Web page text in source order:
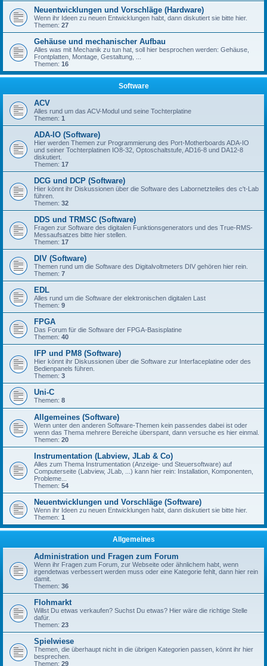
Neuentwicklungen und Vorschläge (Hardware)
Wenn ihr Ideen zu neuen Entwicklungen habt, dann diskutiert sie bitte hier.
Themen: 27
Gehäuse und mechanischer Aufbau
Alles was mit Mechanik zu tun hat, soll hier besprochen werden: Gehäuse,
Frontplatten, Montage, Gestaltung, ...
Themen: 16
Software
ACV
Alles rund um das ACV-Modul und seine Tochterplatine
Themen: 1
ADA-IO (Software)
Hier werden Themen zur Programmierung des Port-Motherboards ADA-IO
und seiner Tochterplatinen IO8-32, Optoschaltstufe, AD16-8 und DA12-8
diskutiert.
Themen: 17
DCG und DCP (Software)
Hier könnt ihr Diskussionen über die Software des Labornetzteiles des c't-Lab
führen.
Themen: 32
DDS und TRMSC (Software)
Fragen zur Software des digitalen Funktionsgenerators und des True-RMS-
Messaufsatzes bitte hier stellen.
Themen: 17
DIV (Software)
Themen rund um die Software des Digitalvoltmeters DIV gehören hier rein.
Themen: 7
EDL
Alles rund um die Software der elektronischen digitalen Last
Themen: 9
FPGA
Das Forum für die Software der FPGA-Basisplatine
Themen: 40
IFP und PM8 (Software)
Hier könnt ihr Diskussionen über die Software zur Interfaceplatine oder des
Bedienpanels führen.
Themen: 3
Uni-C
Themen: 8
Allgemeines (Software)
Wenn unter den anderen Software-Themen kein passendes dabei ist oder
wenn das Thema mehrere Bereiche überspant, dann versuche es hier einmal.
Themen: 20
Instrumentation (Labview, JLab & Co)
Alles zum Thema Instrumentation (Anzeige- und Steuersoftware) auf
Computerseite (Labview, JLab, ...) kann hier rein: Installation, Komponenten,
Probleme...
Themen: 54
Neuentwicklungen und Vorschläge (Software)
Wenn ihr Ideen zu neuen Entwicklungen habt, dann diskutiert sie bitte hier.
Themen: 1
Allgemeines
Administration und Fragen zum Forum
Wenn ihr Fragen zum Forum, zur Webseite oder ähnlichem habt, wenn
irgendetwas verbessert werden muss oder eine Kategorie fehlt, dann hier rein
damit.
Themen: 36
Flohmarkt
Willst Du etwas verkaufen? Suchst Du etwas? Hier wäre die richtige Stelle
dafür.
Themen: 23
Spielwiese
Themen, die überhaupt nicht in die übrigen Kategorien passen, könnt ihr hier
besprechen.
Themen: 29